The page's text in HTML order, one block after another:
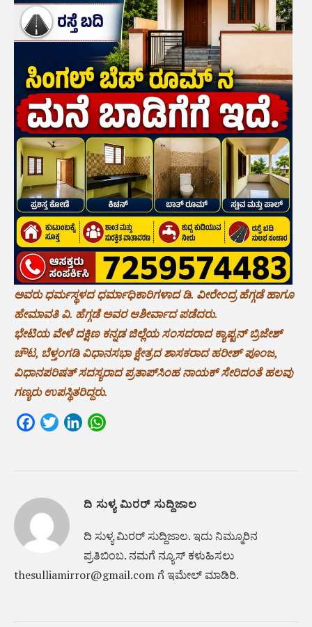
ಅವರು ಧರ್ಮಸ್ಥಳದ ಧರ್ಮಾಧಿಕಾರಿಗಳಾದ ಡಿ. ವೀರೇಂದ್ರ ಹೆಗ್ಗಡೆ ಹಾಗೂ
ಹೇಮಾವತಿ ವಿ. ಹೆಗ್ಗಡೆ ಅವರ ಆಶೀರ್ವಾದ ಪಡೆದರು.
ಭೇಟಿಯ ವೇಳೆ ದಕ್ಷಿಣ ಕನ್ನಡ ಜಿಲ್ಲೆಯ ಸಂಸದರಾದ ಕ್ಯಾಪ್ಟನ್ ಬ್ರಿಜೇಶ್
ಚೌಟ, ಬೆಳ್ತಂಗಡಿ ವಿಧಾನಸಭಾ ಕ್ಷೇತ್ರದ ಶಾಸಕರಾದ ಹರೀಶ್ ಪೂಂಜ,
ವಿಧಾನಪರಿಷತ್ ಸದಸ್ಯರಾದ ಪ್ರತಾಪ್‌ಸಿಂಹ ನಾಯಕ್ ಸೇರಿದಂತೆ ಹಲವು
ಗಣ್ಯರು ಉಪಸ್ಥಿತರಿದ್ದರು.
FacebookTwitterLinkedIn
ದಿ ಸುಳ್ಯ ಮಿರರ್ ಸುದ್ದಿಜಾಲ
ದಿ ಸುಳ್ಯ ಮಿರರ್‌ ಸುದ್ದಿಜಾಲ. ಇದು ನಿಮ್ಮೂರಿನ
ಪ್ರತಿಬಿಂಬ. ನಮಗೆ ನ್ಯೂಸ್‌ ಕಳುಹಿಸಲು
thesulliamirror@gmail.com ಗೆ ಇಮೇಲ್ ಮಾಡಿರಿ.